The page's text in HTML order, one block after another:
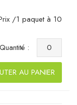
/1 paquet à 10
Quantité :
AU PANIER